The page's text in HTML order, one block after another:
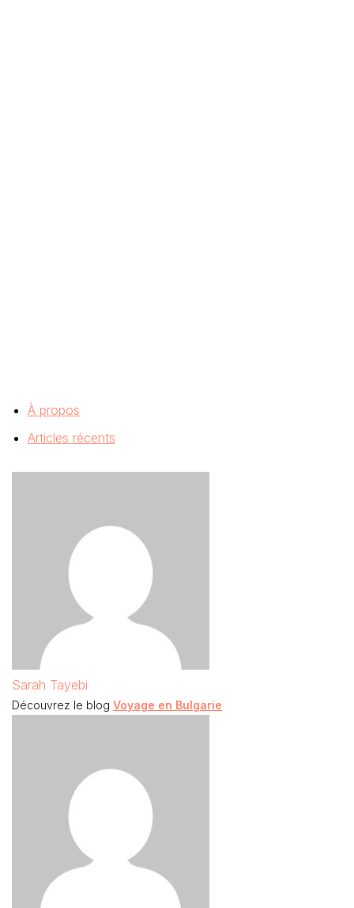
À propos
Articles récents
Sarah Tayebi
Découvrez le blog Voyage en Bulgarie